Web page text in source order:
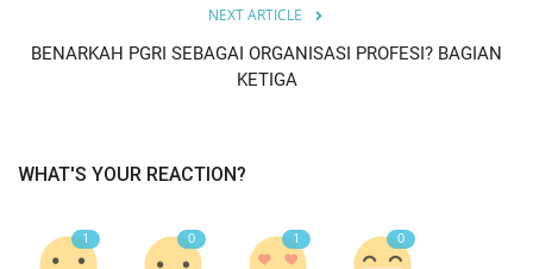
NEXT ARTICLE
BENARKAH PGRI SEBAGAI ORGANISASI PROFESI? BAGIAN
KETIGA
WHAT'S YOUR REACTION?
1 0 1 0